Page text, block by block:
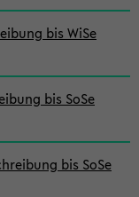
bis WiSe
bis SoSe
bis SoSe